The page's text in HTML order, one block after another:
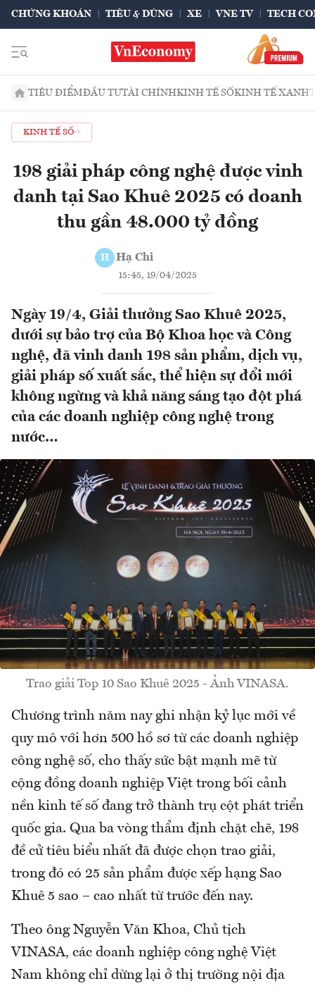
CHỨNG KHOÁN TIÊU & DÙNG XE VNE TV TECH
TIÊU ĐIỂMĐẦU TƯTÀI CHÍNHKINH TẾ SỐKINH TẾ XANH
KINH TẾ SỐ
198 giải pháp công nghệ được vinh
danh tại Sao Khuê 2025 có doanh
thu gần 48.000 tỷ đồng
H Hạ Chi
15:45, 19/04/2025
Ngày 19/4, Giải thưởng Sao Khuê 2025,
dưới sự bảo trợ của Bộ Khoa học và Công
nghệ, đã vinh danh 198 sản phẩm, dịch vụ,
giải pháp số xuất sắc, thể hiện sự đổi mới
không ngừng và khả năng sáng tạo đột phá
của các doanh nghiệp công nghệ trong
nước…
Trao giải Top 10 Sao Khuê 2025 - Ảnh VINASA.
Chương trình năm nay ghi nhận kỷ lục mới về
quy mô với hơn 500 hồ sơ từ các doanh nghiệp
công nghệ số, cho thấy sức bật mạnh mẽ từ
cộng đồng doanh nghiệp Việt trong bối cảnh
nền kinh tế số đang trở thành trụ cột phát triển
quốc gia. Qua ba vòng thẩm định chặt chẽ, 198
đề cử tiêu biểu nhất đã được chọn trao giải,
trong đó có 25 sản phẩm được xếp hạng Sao
Khuê 5 sao – cao nhất từ trước đến nay.
Theo ông Nguyễn Văn Khoa, Chủ tịch
VINASA, các doanh nghiệp công nghệ Việt
Nam không chỉ dừng lại ở thị trường nội địa